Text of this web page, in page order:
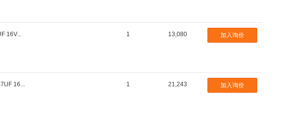
16V... 1 13,080 加入询价
16... 1 21,243 加入询价